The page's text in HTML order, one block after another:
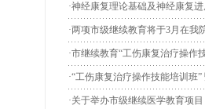
·神经康复理论基础及神经康复
·两项市级继续教育将于3月在我
·市继续教育“工伤康复治疗操作
·“工伤康复治疗操作技能培训班
·关于举办市级继续医学教育项